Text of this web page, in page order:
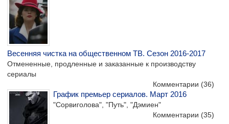
Весенняя чистка на общественном ТВ. Сезон 2016-2017
Отмененные, продленные и заказанные к производству
сериалы
Комментарии (36)
График премьер сериалов. Март 2016
"Сорвиголова", "Путь", "Дэмиен"
Комментарии (35)